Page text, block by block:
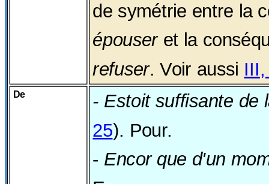
de symétrie entre la
épouseret la
refuser. Voir aussi
De - Estoit suffisante de
25). Pour.
- Encor que d'un